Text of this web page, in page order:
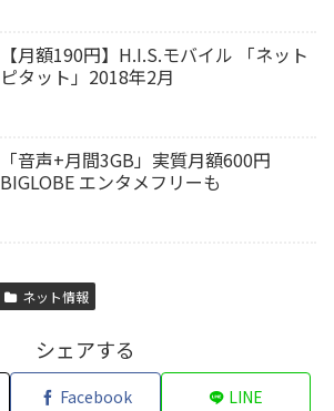
【月額190円】H.I.S.モバイル 「ネット
ピタット」2018年2月
「音声+月間3GB」実質月額600円
BIGLOBE エンタメフリーも
ネット情報
シェアする
Facebook LINE